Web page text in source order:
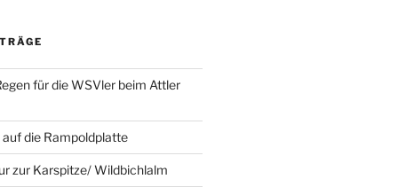
für die WSVler beim Attler
die Rampoldplatte
zur Karspitze/ Wildbichlalm